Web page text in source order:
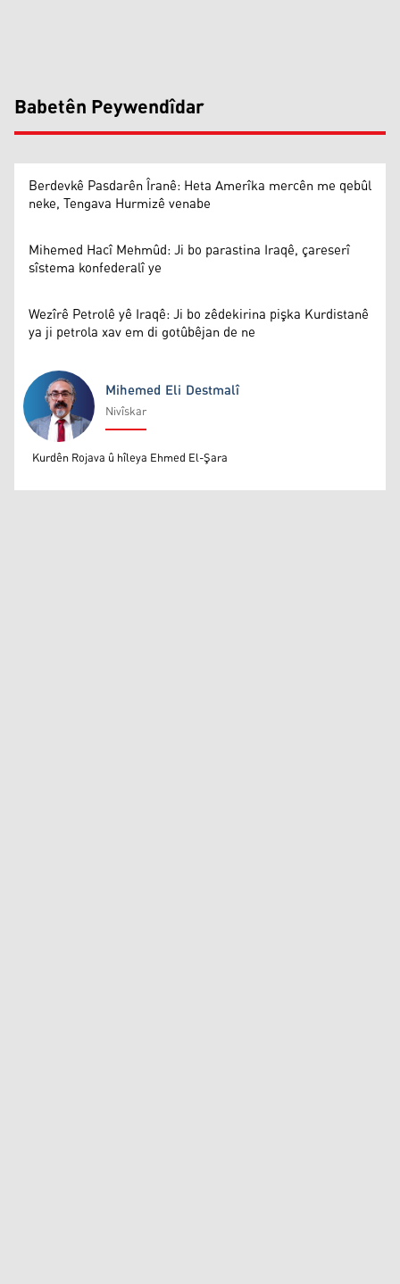
Babetên Peywendîdar
Berdevkê Pasdarên Îranê: Heta Amerîka mercên me qebûl
neke, Tengava Hurmizê venabe
Mihemed Hacî Mehmûd: Ji bo parastina Iraqê, çareserî
sîstema konfederalî ye
Wezîrê Petrolê yê Iraqê: Ji bo zêdekirina pişka Kurdistanê
ya ji petrola xav em di gotûbêjan de ne
Mihemed Eli Destmalî
Mihemed Eli Destmalî
Nivîskar
Kurdên Rojava û hîleya Ehmed El-Şara